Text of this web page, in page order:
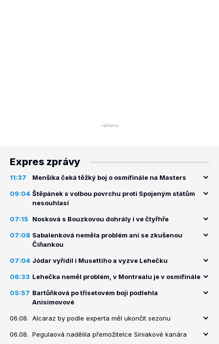
Expres zprávy
11:37 Menšíka čeká těžký boj o osmifinále na Masters
09:04 Štěpánek s volbou povrchu proti Spojeným státům
nesouhlasí
07:15 Nosková s Bouzkovou dohrály i ve čtyřhře
07:08 Sabalenková neměla problém ani se zkušenou
Číňankou
07:04 Jódar vyřídil i Musettiho a vyzve Lehečku
06:33 Lehečka neměl problém, v Montrealu je v osmifinále
05:57 Bartůňková po třísetovém boji podlehla
Anisimovové
06.08. Alcaraz by podle experta měl ukončit sezonu
06.08. Pegulaová nadělila přemožitelce Siniakové kanára